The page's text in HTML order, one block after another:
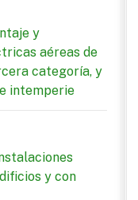
y
aéreas de
categoría, y
intemperie
y con